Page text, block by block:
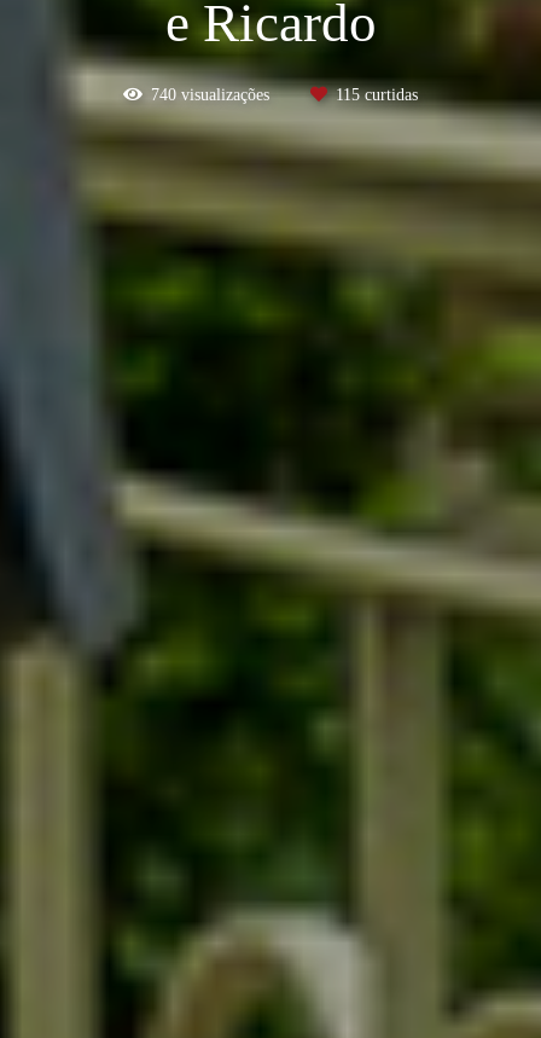
e Ricardo
740 visualizações 115curtidas